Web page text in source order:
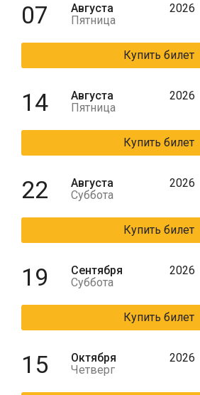
07
Августа
Пятница
2026
Купить билет
14
Августа
Пятница
2026
Купить билет
22
Августа
Суббота
2026
Купить билет
19
Сентября
Суббота
2026
Купить билет
15
Октября
Четверг
2026